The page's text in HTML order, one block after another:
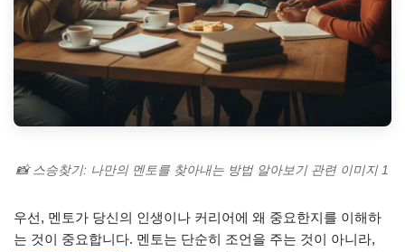
📸 스승찾기: 나만의 멘토를 찾아내는 방법 알아보기 관련 이미지 1
우선, 멘토가 당신의 인생이나 커리어에 왜 중요한지를 이해하
는 것이 중요합니다. 멘토는 단순히 조언을 주는 것이 아니라,